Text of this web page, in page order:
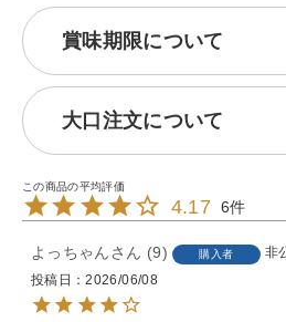
賞味期限について
大口注文について
4.17 6
よっちゃん 9 購入者
非
投稿日
2026/06/08